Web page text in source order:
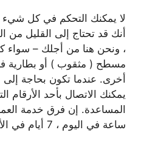
لا يمكنك التحكم في كل
أنك قد تحتاج إلى القليل
، ونحن هنا من أجلك – سواء
مسطح ( مثقوب ) أو بطارية
أخرى. عندما تكون بحاجة
يمكنك الاتصال بأحد الأرقام
ساعة في اليوم ، 7 أيام في الأسبوع.